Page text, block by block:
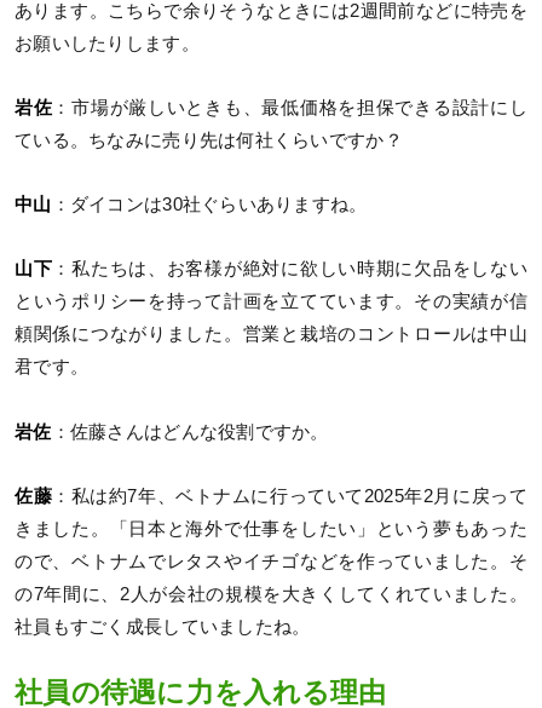
あります。こちらで余りそうなときには2週間前などに特売を
お願いしたりします。
岩佐 ：市場が厳しいときも、最低価格を担保できる設計にし
ている。ちなみに売り先は何社くらいですか？
中山 ：ダイコンは30社ぐらいありますね。
山下 ：私たちは、お客様が絶対に欲しい時期に欠品をしない
というポリシーを持って計画を立てています。その実績が信
頼関係につながりました。営業と栽培のコントロールは中山
君です。
岩佐 ：佐藤さんはどんな役割ですか。
佐藤 ：私は約7年、ベトナムに行っていて2025年2月に戻って
きました。「日本と海外で仕事をしたい」という夢もあった
ので、ベトナムでレタスやイチゴなどを作っていました。そ
の7年間に、2人が会社の規模を大きくしてくれていました。
社員もすごく成長していましたね。
社員の待遇に力を入れる理由